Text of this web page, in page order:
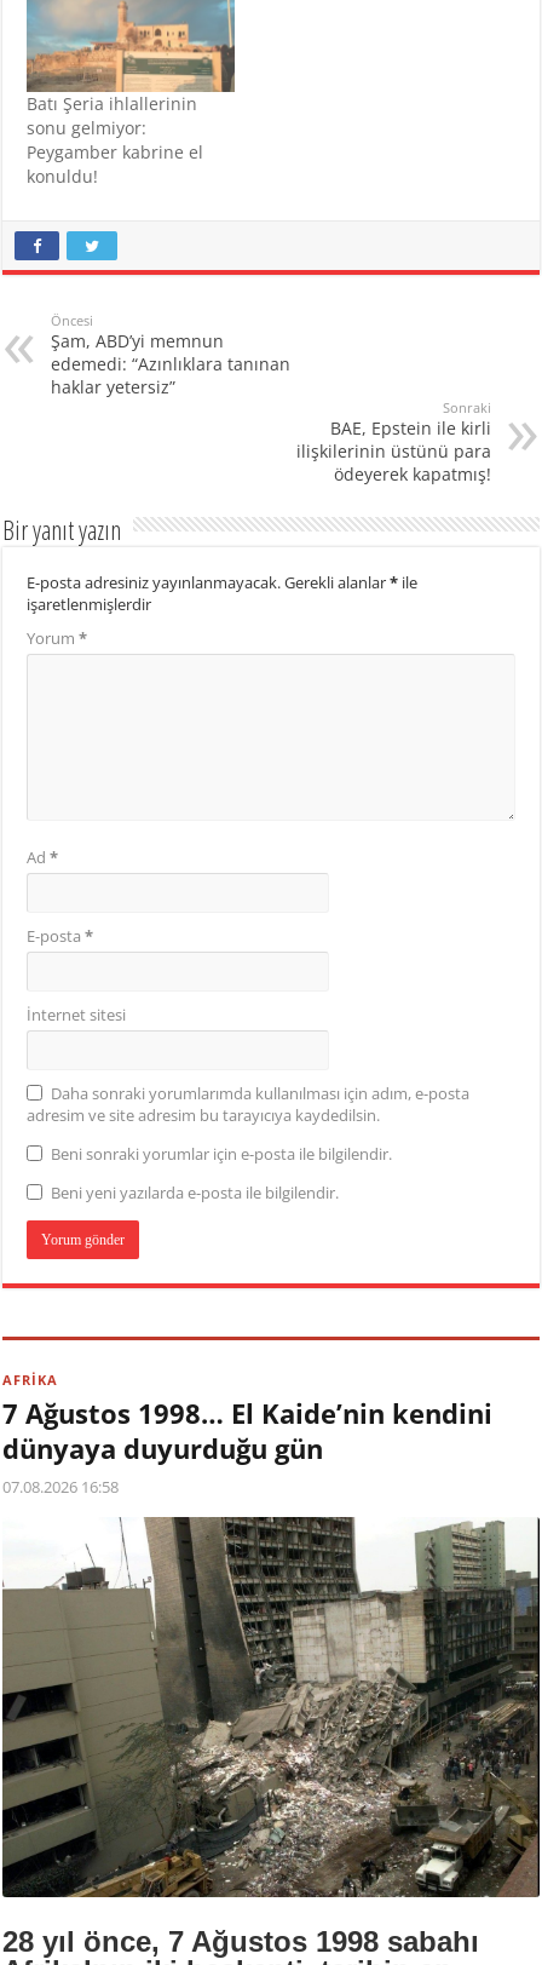
Batı Şeria ihlallerinin
sonu gelmiyor:
Peygamber kabrine el
konuldu!
Öncesi
Şam, ABD’yi memnun
edemedi: “Azınlıklara tanınan
haklar yetersiz”
Sonraki
BAE, Epstein ile kirli
ilişkilerinin üstünü para
ödeyerek kapatmış!
Bir yanıt yazın
E-posta adresiniz yayınlanmayacak.Gerekli alanlar* ile
işaretlenmişlerdir
Yorum*
Ad*
E-posta*
İnternet sitesi
Daha sonraki yorumlarımda kullanılması için adım, e-posta
adresim ve site adresim bu tarayıcıya kaydedilsin.
Beni sonraki yorumlar için e-posta ile bilgilendir.
Beni yeni yazılarda e-posta ile bilgilendir.
AFRİKA
7 Ağustos 1998… El Kaide’nin kendini
dünyaya duyurduğu gün
07.08.2026 16:58
28 yıl önce, 7 Ağustos 1998 sabahı